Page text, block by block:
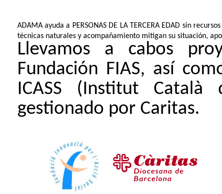
ADAMA ayuda a PERSONAS DE LA TERCERA EDAD sin
técnicas naturales y acompañamiento mitigan su situación,
Llevamos a cabos
Fundación FIAS, así
ICASS (Institut Català
gestionado por Caritas.